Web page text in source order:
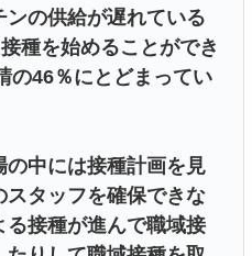
ンの供給が遅れている
種を始めることができ
の46％にとどまってい
の中には接種計画を見
タッフを確保できな
る接種が進んで職域接